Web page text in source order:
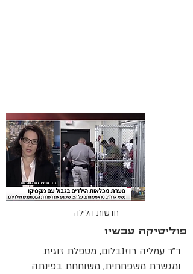
חדשות הלילה
פוליטיקה עכשיו
ד"ר עמליה רוזנבלום, מטפלת זוגית
ומגשרת משפחתית, משוחחת בפינתה